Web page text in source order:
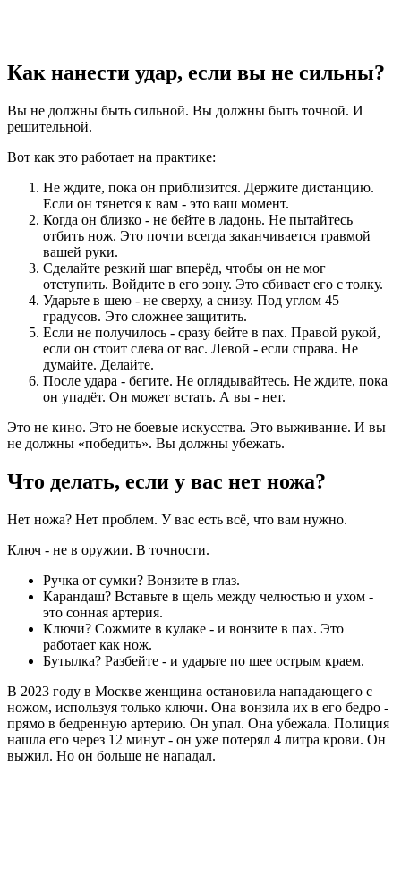
Как нанести удар, если вы не сильны?
Вы не должны быть сильной. Вы должны быть точной. И
решительной.
Вот как это работает на практике:
Не ждите, пока он приблизится. Держите дистанцию.
Если он тянется к вам - это ваш момент.
Когда он близко - не бейте в ладонь. Не пытайтесь
отбить нож. Это почти всегда заканчивается травмой
вашей руки.
Сделайте резкий шаг вперёд, чтобы он не мог
отступить. Войдите в его зону. Это сбивает его с толку.
Ударьте в шею - не сверху, а снизу. Под углом 45
градусов. Это сложнее защитить.
Если не получилось - сразу бейте в пах. Правой рукой,
если он стоит слева от вас. Левой - если справа. Не
думайте. Делайте.
После удара - бегите. Не оглядывайтесь. Не ждите, пока
он упадёт. Он может встать. А вы - нет.
Это не кино. Это не боевые искусства. Это выживание. И вы
не должны «победить». Вы должны убежать.
Что делать, если у вас нет ножа?
Нет ножа? Нет проблем. У вас есть всё, что вам нужно.
Ключ - не в оружии. В точности.
Ручка от сумки? Вонзите в глаз.
Карандаш? Вставьте в щель между челюстью и ухом -
это сонная артерия.
Ключи? Сожмите в кулаке - и вонзите в пах. Это
работает как нож.
Бутылка? Разбейте - и ударьте по шее острым краем.
В 2023 году в Москве женщина остановила нападающего с
ножом, используя только ключи. Она вонзила их в его бедро -
прямо в бедренную артерию. Он упал. Она убежала. Полиция
нашла его через 12 минут - он уже потерял 4 литра крови. Он
выжил. Но он больше не нападал.